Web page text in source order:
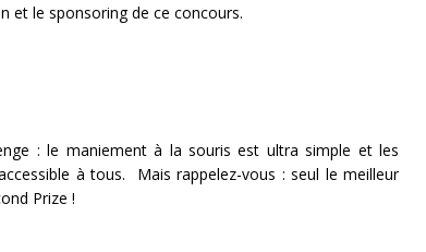
et le sponsoring de ce concours.
: le maniement à la souris est ultra simple et les
à tous. Mais rappelez-vous : seul le meilleur
Prize !